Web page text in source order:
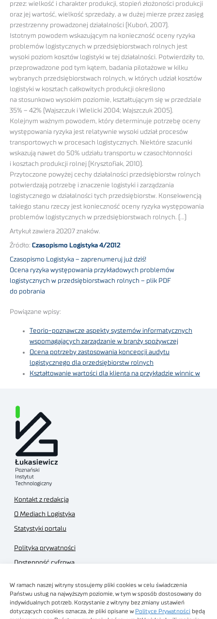
W ramach naszej witryny stosujemy pliki cookies w celu świadczenia
Państwu usług na najwyższym poziomie, w tym w sposób dostosowany do
indywidualnych potrzeb. Korzystanie z witryny bez zmiany ustawień
dotyczących cookies oznacza, że pliki opisane w Polityce Prywatności będą
przez: wielkość i charakter produkcji, stopień złożoności produkcji
oraz jej wartość, wielkość sprzedaży, a w dużej mierze przez zasięg
przestrzenny prowadzonej działalności (Kuboń, 2007).
Istotnym powodem wskazującym na konieczność oceny ryzyka
problemów logistycznych w przedsiębiorstwach rolnych jest
wysoki poziom kosztów logistyki w tej działalności. Potwierdziły to,
przeprowadzone pod tym kątem, badania pilotażowe w kilku
wybranych przedsiębiorstwach rolnych, w których udział kosztów
logistyki w kosztach całkowitych produkcji określono
na stosunkowo wysokim poziomie, kształtującym się w przedziale
35% – 42% (Wajszczuk i Wielicki 2004; Wajszczuk 2005).
Kolejnym ważnym powodem, który determinuje potrzebę oceny
występowania ryzyka jest relatywnie wysoki udział procesów
transportowych w procesach logistycznych. Niektóre szacunki
wskazują nawet do 50% udziału transportu w czasochłonności
i kosztach produkcji rolnej (Krysztofiak, 2010).
Przytoczone powyżej cechy działalności przedsiębiorstw rolnych
potwierdzają potrzebę i znaczenie logistyki i zarządzania
logistycznego w działalności tych przedsiębiorstw. Konsekwencją
takiego stanu rzeczy jest konieczność oceny ryzyka występowania
problemów logistycznych w przedsiębiorstwach rolnych. (…)
Artykuł zawiera 20207 znaków.
Źródło: Czasopismo Logistyka 4/2012
Czasopismo Logistyka – zaprenumeruj już dziś!
Ocena ryzyka występowania przykładowych problemów
logistycznych w przedsiębiorstwach rolnych – plik PDF
do pobrania
Powiązane wpisy:
Teorio-poznawcze aspekty systemów informatycznych
wspomagających zarządzanie w branży spożywczej
Ocena potrzeby zastosowania koncepcji audytu
logistycznego dla przedsiębiorstw rolnych
Kształtowanie wartości dla klienta na przykładzie winnic w
Kontakt z redakcją
O Mediach Logistyka
Statystyki portalu
Polityka prywatności
Dostępność cyfrowa
Regulamin sklepu